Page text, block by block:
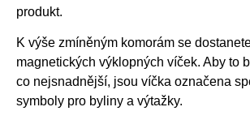
produkt.
K výše zmíněným komorám se
magnetických výklopných víček. Aby to
co nejsnadnější, jsou víčka označena
symboly pro byliny a výtažky.